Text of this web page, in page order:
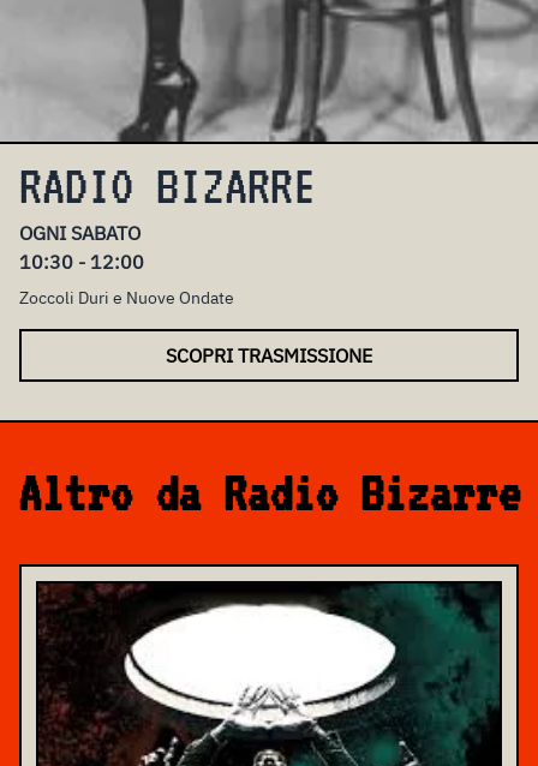
RADIO BIZARRE
OGNI SABATO
10:30 - 12:00
Zoccoli Duri e Nuove Ondate
SCOPRI TRASMISSIONE
Altro da Radio Bizarre